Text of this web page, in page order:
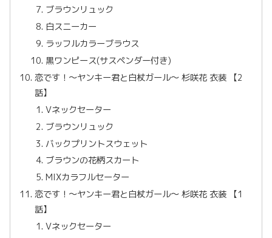
ブラウンリュック
白スニーカー
ラッフルカラーブラウス
黒ワンピース(サスペンダー付き)
恋です！〜ヤンキー君と白杖ガール〜 杉咲花 衣装 【2
話】
Vネックセーター
ブラウンリュック
バックプリントスウェット
ブラウンの花柄スカート
MIXカラフルセーター
恋です！〜ヤンキー君と白杖ガール〜 杉咲花 衣装 【1
話】
Vネックセーター